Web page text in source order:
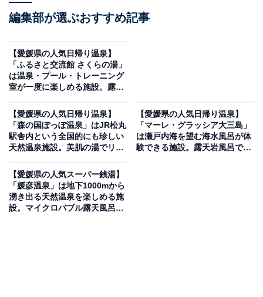
編集部が選ぶおすすめ記事
【愛媛県の人気日帰り温泉】
「ふるさと交流館 さくらの湯」
は温泉・プール・トレーニング
室が一度に楽しめる施設。露天
【愛媛県の人気日帰り温泉】
「森の国ぽっぽ温泉」はJR松丸
駅舎内という全国的にも珍しい
天然温泉施設。美肌の湯でリラ
【愛媛県の人気日帰り温泉】
「マーレ・グラッシア大三島」
は瀬戸内海を望む海水風呂が体
験できる施設。露天岩風呂でリ
【愛媛県の人気スーパー銭湯】
「媛彦温泉」は地下1000mから
湧き出る天然温泉を楽しめる施
設。マイクロバブル露天風呂で